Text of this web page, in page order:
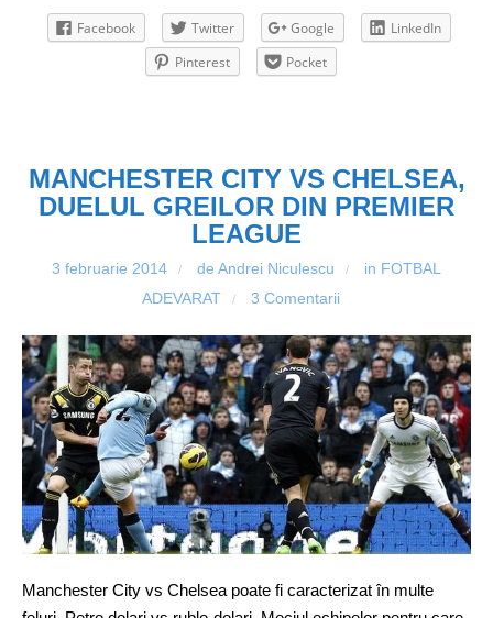
Facebook Twitter Google
LinkedIn
Pinterest
Pocket
MANCHESTER CITY VS CHELSEA,
DUELUL GREILOR DIN PREMIER
LEAGUE
3 februarie 2014 / de Andrei Niculescu / in FOTBAL
ADEVARAT
/ 3 Comentarii
Manchester City vs Chelsea poate fi caracterizat în multe